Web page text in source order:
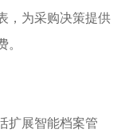
，为采购决策提供
。
扩展智能档案管